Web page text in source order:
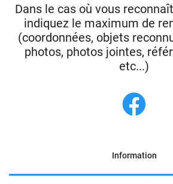
Dans le cas où vous
indiquez le maximum de
(coordonnées, objets
photos, photos jointes,
etc...)
Information